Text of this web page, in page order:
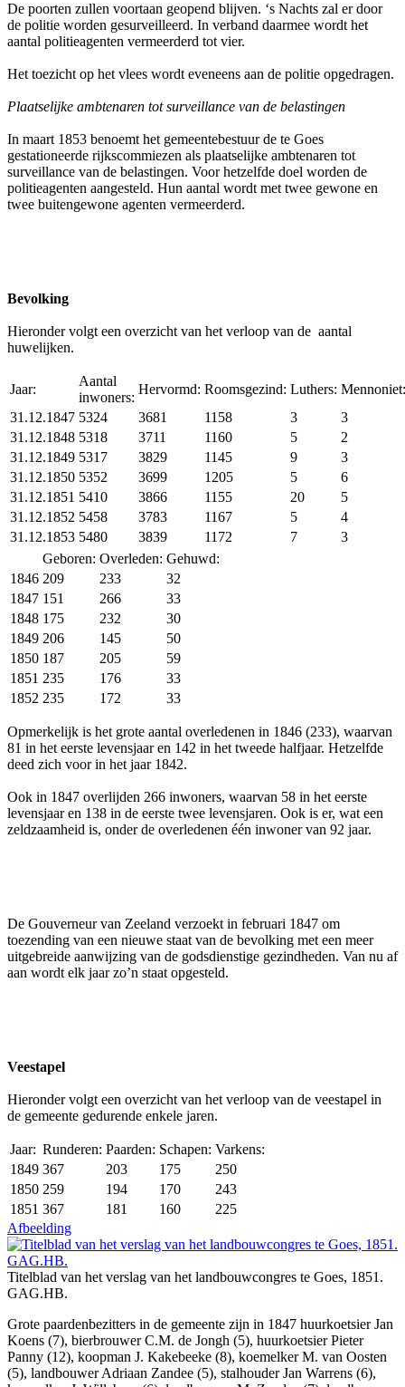
De poorten zullen voortaan geopend blijven. ‘s Nachts zal er door
de politie worden gesurveilleerd. In verband daarmee wordt het
aantal politieagenten vermeerderd tot vier.
Het toezicht op het vlees wordt eveneens aan de politie opgedragen.
Plaatselijke ambtenaren tot surveillance van de belastingen
In maart 1853 benoemt het gemeentebestuur de te Goes
gestationeerde rijkscommiezen als plaatselijke ambtenaren tot
surveillance van de belastingen. Voor hetzelfde doel worden de
politieagenten aangesteld. Hun aantal wordt met twee gewone en
twee buitengewone agenten vermeerderd.
Bevolking
Hieronder volgt een overzicht van het verloop van de aantal
huwelijken.
Jaar:
Aantal
inwoners:
Hervormd: Roomsgezind: Luthers: Mennoniet:
31.12.1847 5324 3681 1158 3
3
31.12.1848 5318 3711 1160 5
2
31.12.1849 5317 3829 1145 9
3
31.12.1850 5352 3699 1205 5
6
31.12.1851 5410 3866 1155 20
5
31.12.1852 5458 3783 1167 5
4
31.12.1853 5480 3839 1172 7
3
Geboren: Overleden: Gehuwd:
1846 209 233
32
1847 151 266
33
1848 175 232
30
1849 206 145
50
1850 187 205
59
1851 235 176
33
1852 235 172 33
Opmerkelijk is het grote aantal overledenen in 1846 (233), waarvan
81 in het eerste levensjaar en 142 in het tweede halfjaar. Hetzelfde
deed zich voor in het jaar 1842.
Ook in 1847 overlijden 266 inwoners, waarvan 58 in het eerste
levensjaar en 138 in de eerste twee levensjaren. Ook is er, wat een
zeldzaamheid is, onder de overledenen één inwoner van 92 jaar.
De Gouverneur van Zeeland verzoekt in februari 1847 om
toezending van een nieuwe staat van de bevolking met een meer
uitgebreide aanwijzing van de godsdienstige gezindheden. Van nu af
aan wordt elk jaar zo’n staat opgesteld.
Veestapel
Hieronder volgt een overzicht van het verloop van de veestapel in
de gemeente gedurende enkele jaren.
Jaar: Runderen: Paarden: Schapen: Varkens:
1849 367 203 175
250
1850 259 194 170
243
1851 367 181 160
225
Afbeelding
Titelblad van het verslag van het landbouwcongres te Goes, 1851.
GAG.HB.
Grote paardenbezitters in de gemeente zijn in 1847 huurkoetsier Jan
Koens (7), bierbrouwer C.M. de Jongh (5), huurkoetsier Pieter
Panny (12), koopman J. Kakebeeke (8), koemelker M. van Oosten
(5), landbouwer Adriaan Zandee (5), stalhouder Jan Warrens (6),